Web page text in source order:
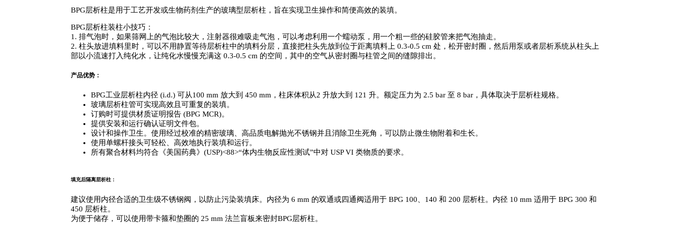
BPG层析柱是用于工艺开发或生物药剂生产的玻璃型层析柱，旨在实现卫生操作和简便高效的装填。
BPG层析柱装柱小技巧：
1. 排气泡时，如果筛网上的气泡比较大，注射器很难吸走气泡，可以考虑利用一个蠕动泵，用一个粗一些的硅胶管来把气泡抽走。
2. 柱头放进填料里时，可以不用静置等待层析柱中的填料分层，直接把柱头先放到位于距离填料上 0.3-0.5 cm 处，松开密封圈，然后用泵或者层析系统从柱头上
部以小流速打入纯化水，让纯化水慢慢充满这 0.3-0.5 cm 的空间，其中的空气从密封圈与柱管之间的缝隙排出。
产品优势：
BPG工业层析柱内径 (i.d.) 可从100 mm 放大到 450 mm，柱床体积从2 升放大到 121 升。额定压力为 2.5 bar 至 8 bar，具体取决于层析柱规格。
玻璃层析柱管可实现高效且可重复的装填。
订购时可提供材质证明报告 (BPG MCR)。
提供安装和运行确认证明文件包。
设计和操作卫生。使用经过校准的精密玻璃、高品质电解抛光不锈钢并且消除卫生死角，可以防止微生物附着和生长。
使用单螺杆接头可轻松、高效地执行装填和运行。
所有聚合材料均符合《美国药典》(USP)<88>“体内生物反应性测试”中对 USP VI 类物质的要求。
填充后隔离层析柱：
建议使用内径合适的卫生级不锈钢阀，以防止污染装填床。内径为 6 mm 的双通或四通阀适用于 BPG 100、140 和 200 层析柱。内径 10 mm 适用于 BPG 300 和
450 层析柱。
为便于储存，可以使用带卡箍和垫圈的 25 mm 法兰盲板来密封BPG层析柱。